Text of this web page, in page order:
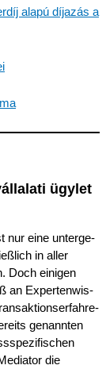
alapú díjazás a
ügylet
nur eine unter­ge­
in aller
Doch einigen
an Exper­ten­wis­
genann­ten
die